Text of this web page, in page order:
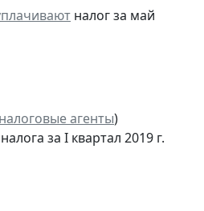
налог за май
налоговые агенты)
за I квартал 2019 г.